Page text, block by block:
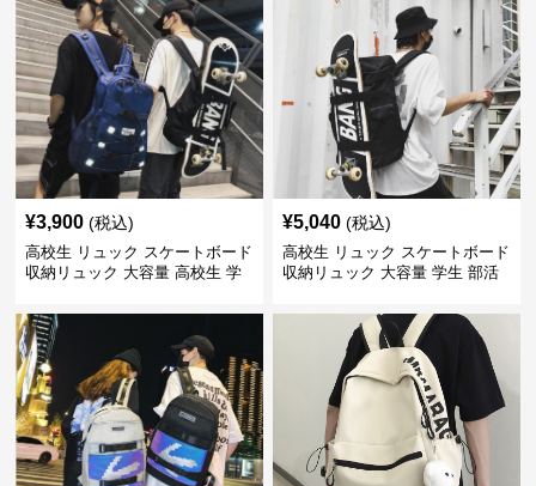
¥3,900 (税込)
高校生 リュック スケートボード
収納リュック 大容量 高校生 学
¥5,040 (税込)
高校生 リュック スケートボード
収納リュック 大容量 学生 部活